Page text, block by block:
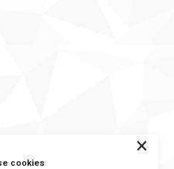
cookies
×